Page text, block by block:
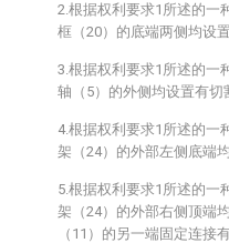
2.根据权利要求1所述的一
框（20）的底端两侧均设
3.根据权利要求1所述的一
轴（5）的外侧均设置有切
4.根据权利要求1所述的一
架（24）的外部左侧底端
5.根据权利要求1所述的一
架（24）的外部右侧顶端
（11）的另一端固定连接